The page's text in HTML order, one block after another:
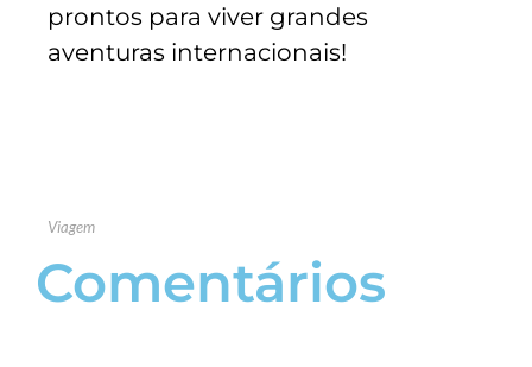
prontos para viver grandes
aventuras internacionais!
Viagem
Comentários